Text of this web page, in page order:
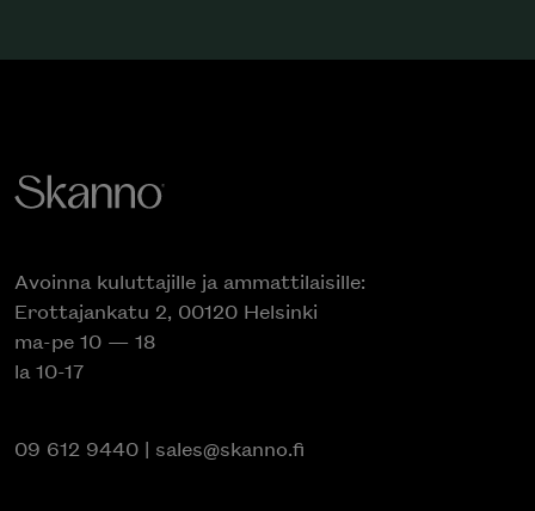
Avoinna kuluttajille ja ammattilaisille:
Erottajankatu 2, 00120 Helsinki
ma-pe 10 — 18
la 10-17
09 612 9440 | sales@skanno.fi